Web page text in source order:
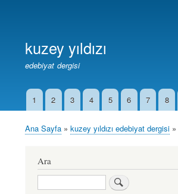
kuzey yıldızı
edebiyat dergisi
İkincil1 2 3 4 5 6 7 8
Sayfa
Ana Sayfa kuzey yıldızı edebiyat dergisi
Ara
Ara